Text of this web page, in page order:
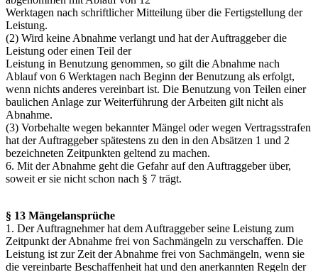
Werktagen nach schriftlicher Mitteilung über die Fertigstellung der
Leistung.
(2) Wird keine Abnahme verlangt und hat der Auftraggeber die
Leistung oder einen Teil der
Leistung in Benutzung genommen, so gilt die Abnahme nach
Ablauf von 6 Werktagen nach Beginn der Benutzung als erfolgt,
wenn nichts anderes vereinbart ist. Die Benutzung von Teilen einer
baulichen Anlage zur Weiterführung der Arbeiten gilt nicht als
Abnahme.
(3) Vorbehalte wegen bekannter Mängel oder wegen Vertragsstrafen
hat der Auftraggeber spätestens zu den in den Absätzen 1 und 2
bezeichneten Zeitpunkten geltend zu machen.
6. Mit der Abnahme geht die Gefahr auf den Auftraggeber über,
soweit er sie nicht schon nach § 7 trägt.
§ 13 Mängelansprüche
1. Der Auftragnehmer hat dem Auftraggeber seine Leistung zum
Zeitpunkt der Abnahme frei von Sachmängeln zu verschaffen. Die
Leistung ist zur Zeit der Abnahme frei von Sachmängeln, wenn sie
die vereinbarte Beschaffenheit hat und den anerkannten Regeln der